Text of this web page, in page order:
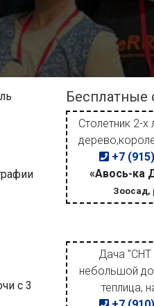
с 3
Бесплатные
Столетник 2-х
+7
«Авось-ка
Зоосад,
Дача
небольшой
теплица,